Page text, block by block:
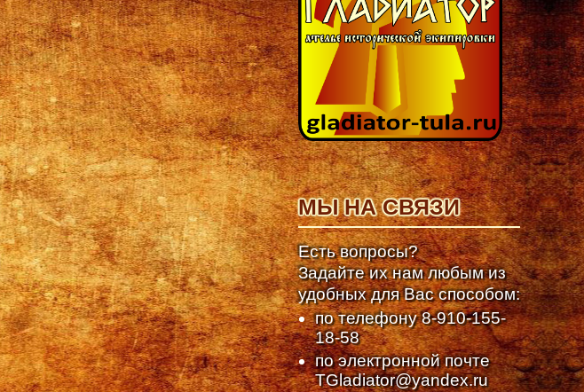
МЫ НА СВЯЗИ
Есть вопросы?
Задайте их нам любым из
удобных для Вас способом:
по телефону8-910-155-
18-58
по электронной почте
TGladiator@yandex.ru